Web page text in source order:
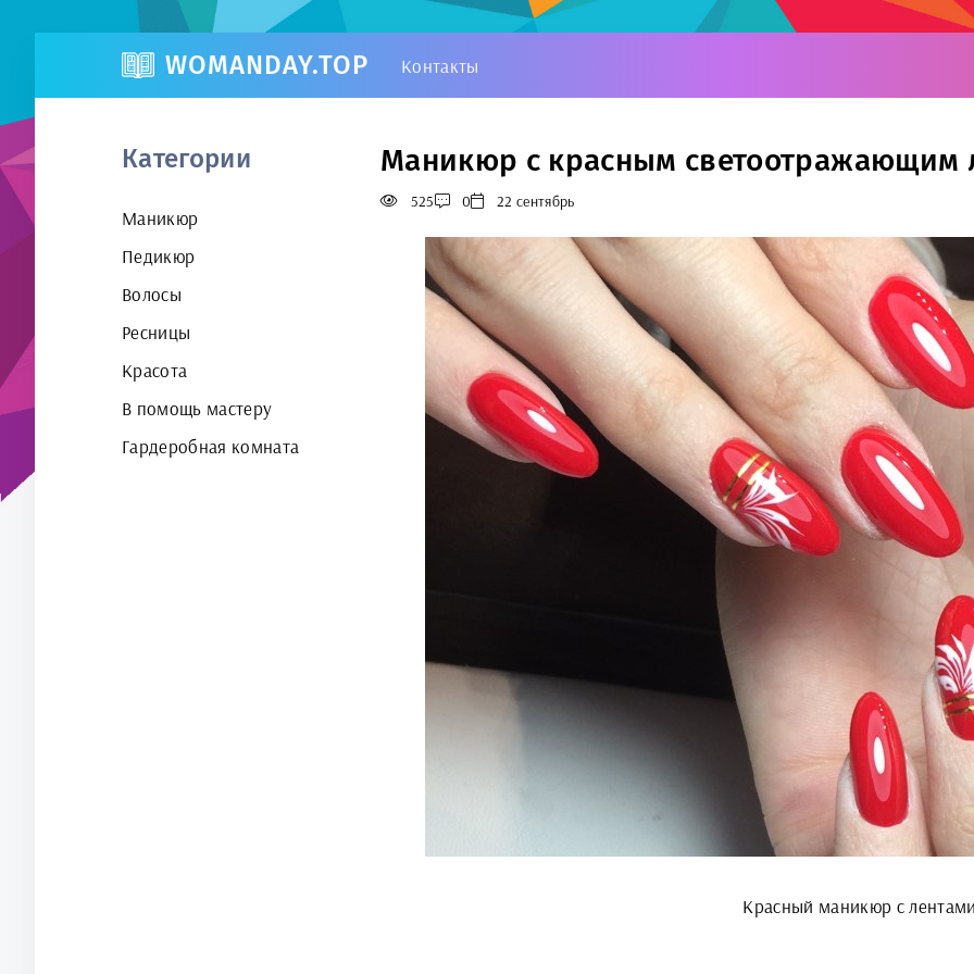
WOMANDAY.TOP Контакты
Категории
Маникюр
Педикюр
Волосы
Ресницы
Красота
В помощь мастеру
Гардеробная комната
Маникюр с красным светоотражающим
525 0 22 сентябрь
Красный маникюр с